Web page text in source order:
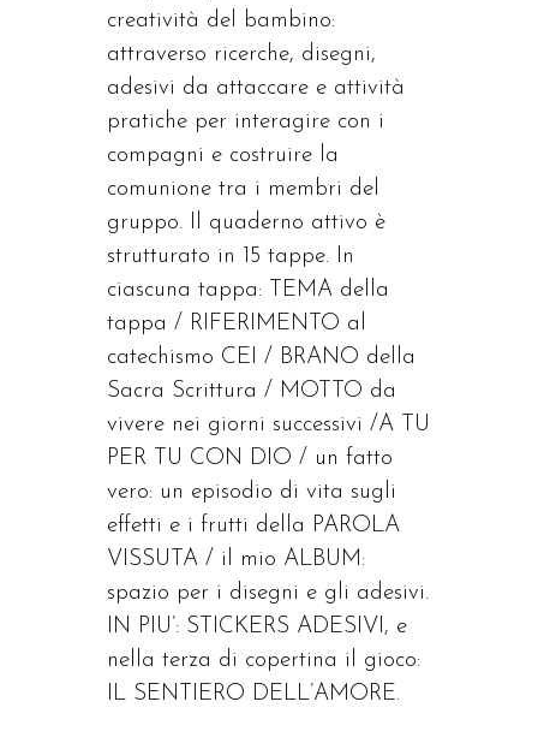
creatività del bambino:
attraverso ricerche, disegni,
adesivi da attaccare e attività
pratiche per interagire con i
compagni e costruire la
comunione tra i membri del
gruppo. Il quaderno attivo è
strutturato in 15 tappe. In
ciascuna tappa: TEMA della
tappa / RIFERIMENTO al
catechismo CEI / BRANO della
Sacra Scrittura / MOTTO da
vivere nei giorni successivi /A TU
PER TU CON DIO / un fatto
vero: un episodio di vita sugli
effetti e i frutti della PAROLA
VISSUTA / il mio ALBUM:
spazio per i disegni e gli adesivi.
IN PIU’: STICKERS ADESIVI, e
nella terza di copertina il gioco:
IL SENTIERO DELL’AMORE.